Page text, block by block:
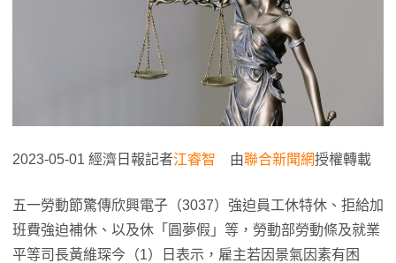
2023-05-01 經濟日報記者江睿智 由聯合新聞網授權轉載
五一勞動節驚傳欣興電子（3037）強迫員工休特休、拒給加
班費強迫補休、以及休「圓夢假」等，勞動部勞動條及就業
平等司長黃維琛今（1）日表示，雇主若因景氣因素有困